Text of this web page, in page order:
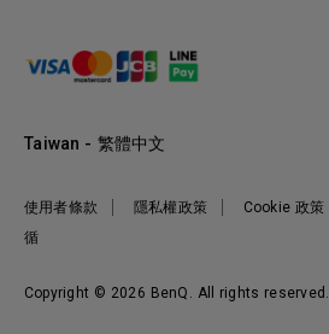
手冊與軟體下載
產品常見問題
BenQ 大娛樂家
永續發展
產品碳足跡報告
明基基金會
Copyright © 2026 BenQ. All rights reserved.
使用者條款 隱私權政策 Cookie 政策
循
Taiwan - 繁體中文